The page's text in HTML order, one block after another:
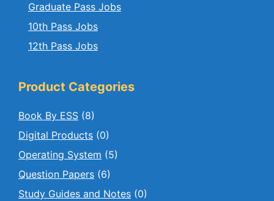
Graduate Pass Jobs
10th Pass Jobs
12th Pass Jobs
Product Categories
Book By ESS (8)
Digital Products (0)
Operating System (5)
Question Papers (6)
Study Guides and Notes (0)